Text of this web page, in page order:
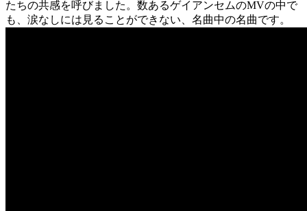
たちの共感を呼びました。数あるゲイアンセムのMVの中で
も、涙なしには見ることができない、名曲中の名曲です。